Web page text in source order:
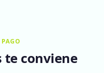
te conviene